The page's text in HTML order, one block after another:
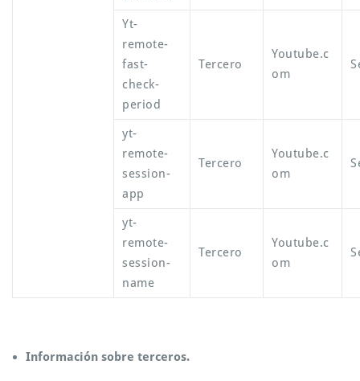
Yt-
remote-
fast-
check-
period
Tercero
Youtube.c
om
yt-
remote-
session-
app
Tercero
Youtube.c
om
yt-
remote-
session-
name
Tercero
Youtube.c
om
Información sobre terceros.